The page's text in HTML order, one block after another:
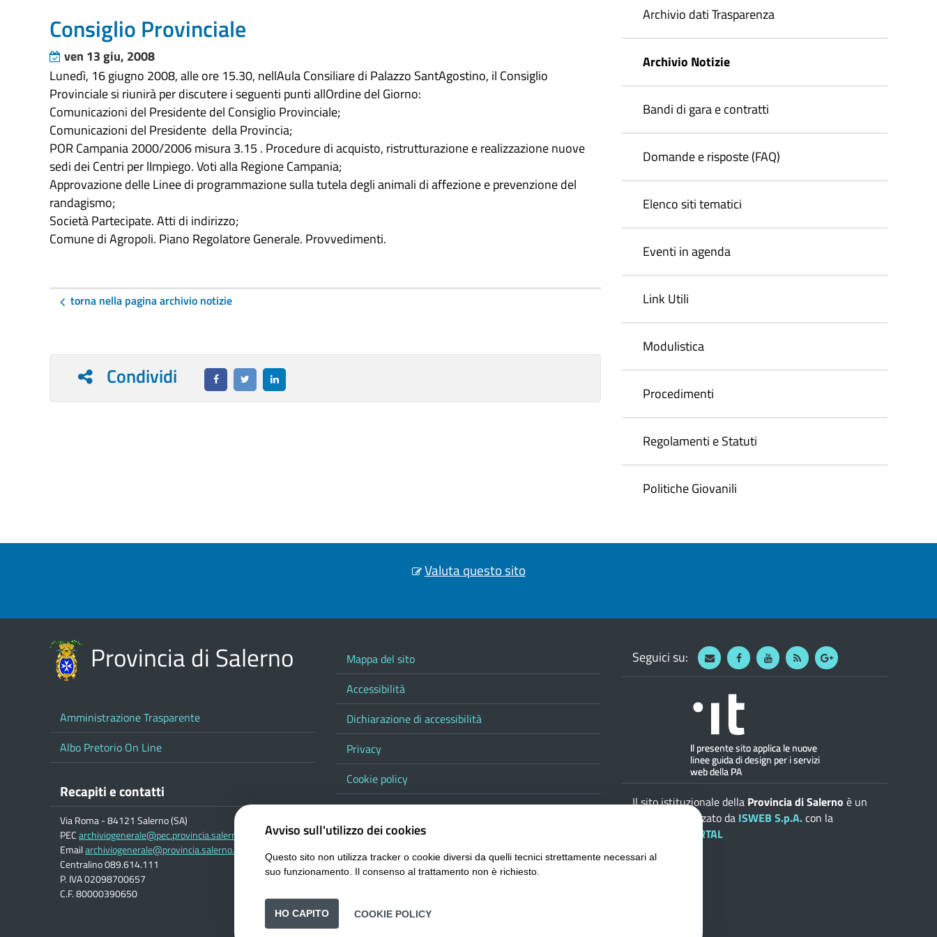
Consiglio Provinciale
ven 13 giu, 2008
Lunedì, 16 giugno 2008, alle ore 15.30, nellAula Consiliare di Palazzo SantAgostino, il Consiglio
Provinciale si riunirà per discutere i seguenti punti allOrdine del Giorno:
Comunicazioni del Presidente del Consiglio Provinciale;
Comunicazioni del Presidente della Provincia;
POR Campania 2000/2006 misura 3.15 . Procedure di acquisto, ristrutturazione e realizzazione nuove
sedi dei Centri per lImpiego. Voti alla Regione Campania;
Approvazione delle Linee di programmazione sulla tutela degli animali di affezione e prevenzione del
randagismo;
Società Partecipate. Atti di indirizzo;
Comune di Agropoli. Piano Regolatore Generale. Provvedimenti.
torna nella pagina archivio notizie
Condividi
Archivio dati Trasparenza
Archivio Notizie
Bandi di gara e contratti
Domande e risposte (FAQ)
Elenco siti tematici
Eventi in agenda
Link Utili
Modulistica
Procedimenti
Regolamenti e Statuti
Politiche Giovanili
Valuta questo sito
Provincia di Salerno
Amministrazione Trasparente
Albo Pretorio On Line
Recapiti e contatti
Via Roma - 84121 Salerno (SA)
PECarchiviogenerale@pec.provincia.salerno.it
Emailarchiviogenerale@provincia.salerno.it
Centralino 089.614.111
P. IVA 02098700657
C.F. 80000390650
Mappa del sito
Accessibilità
Dichiarazione di accessibilità
Privacy
Cookie policy
Note legali
Contatta la Provincia
Responsabile del procedimento di pubblicazione
Seguici su: WebmailFacebookYoutube
RSS Google
Il sito istituzionale della Provincia di Salerno è un
progetto realizzato da ISWEB S.p.A.con la
ePORTAL
Avviso sull'utilizzo dei cookies
Questo sito non utilizza tracker o cookie diversi da quelli tecnici strettamente necessari al
suo funzionamento. Il consenso al trattamento non è richiesto.
HO CAPITO COOKIE POLICY